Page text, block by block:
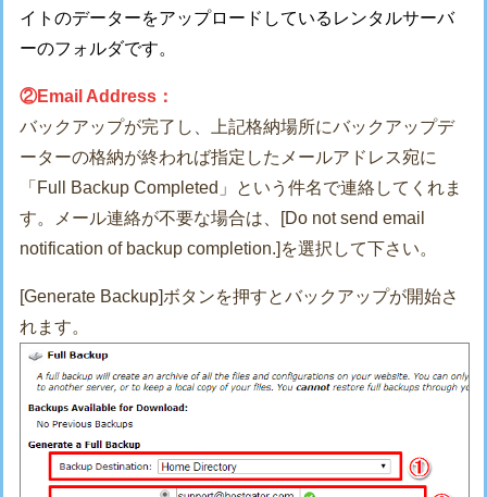
イトのデーターをアップロードしているレンタルサーバ
ーのフォルダです。
②Email Address：
バックアップが完了し、上記格納場所にバックアップデ
ーターの格納が終われば指定したメールアドレス宛に
「Full Backup Completed」という件名で連絡してくれま
す。メール連絡が不要な場合は、[Do not send email
notification of backup completion.]を選択して下さい。
[Generate Backup]ボタンを押すとバックアップが開始さ
れます。